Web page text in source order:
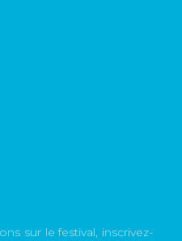
sur le festival, inscrivez-